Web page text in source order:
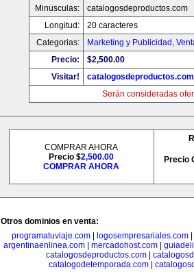
Minusculas:
catalogosdeproductos.com
Longitud:
20 caracteres
Categorias:
Marketing y Publicidad ,
Precio:
$2,500.00
Visitar!
catalogosdeproductos.com
Serán consideradas
COMPRAR AHORA
Precio $2,500.00
COMPRAR AHORA
Precio
Otros dominios en venta:
programatuviaje.com| logosempresariales.com|
argentinaenlinea.com| mercadohost.com|
catalogosdeproductos.com
catalogodetemporada.com